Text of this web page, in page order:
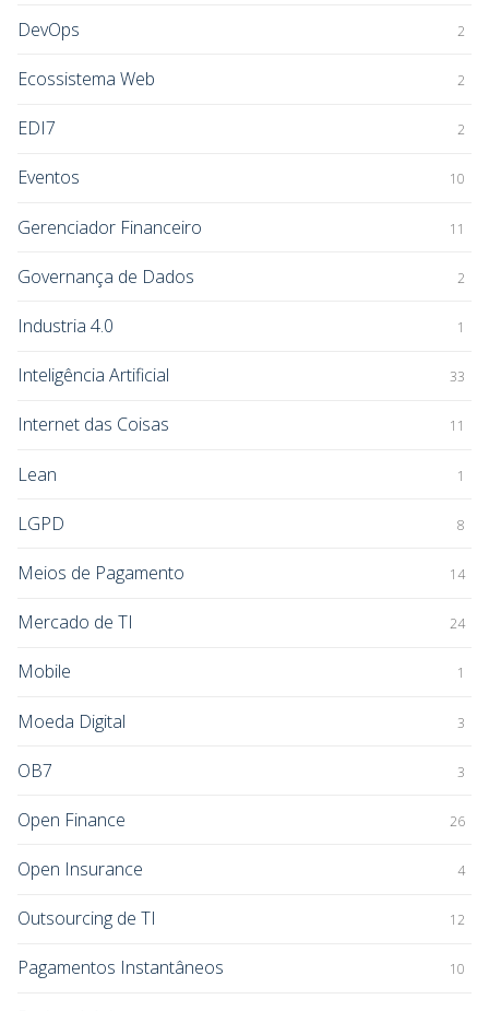
DevOps 2
Ecossistema Web 2
EDI7 2
Eventos 10
Gerenciador Financeiro 11
Governança de Dados 2
Industria 4.0 1
Inteligência Artificial 33
Internet das Coisas 11
Lean 1
LGPD 8
Meios de Pagamento 14
Mercado de TI 24
Mobile 1
Moeda Digital 3
OB7 3
Open Finance 26
Open Insurance 4
Outsourcing de TI 12
Pagamentos Instantâneos 10